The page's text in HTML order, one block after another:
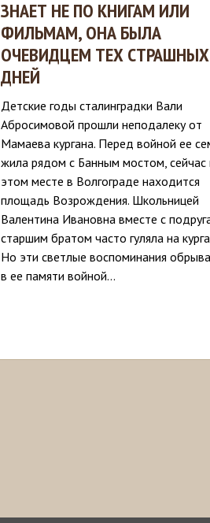
ЗНАЕТ НЕ ПО КНИГАМ ИЛИ
ФИЛЬМАМ, ОНА БЫЛА
ОЧЕВИДЦЕМ ТЕХ СТРАШНЫХ
ДНЕЙ
Детские годы сталинградки Вали
Абросимовой прошли неподалеку от
Мамаева кургана. Перед войной ее
жила рядом с Банным мостом, сейчас
этом месте в Волгограде находится
площадь Возрождения. Школьницей
Валентина Ивановна вместе с
старшим братом часто гуляла на
Но эти светлые воспоминания
в ее памяти войной…